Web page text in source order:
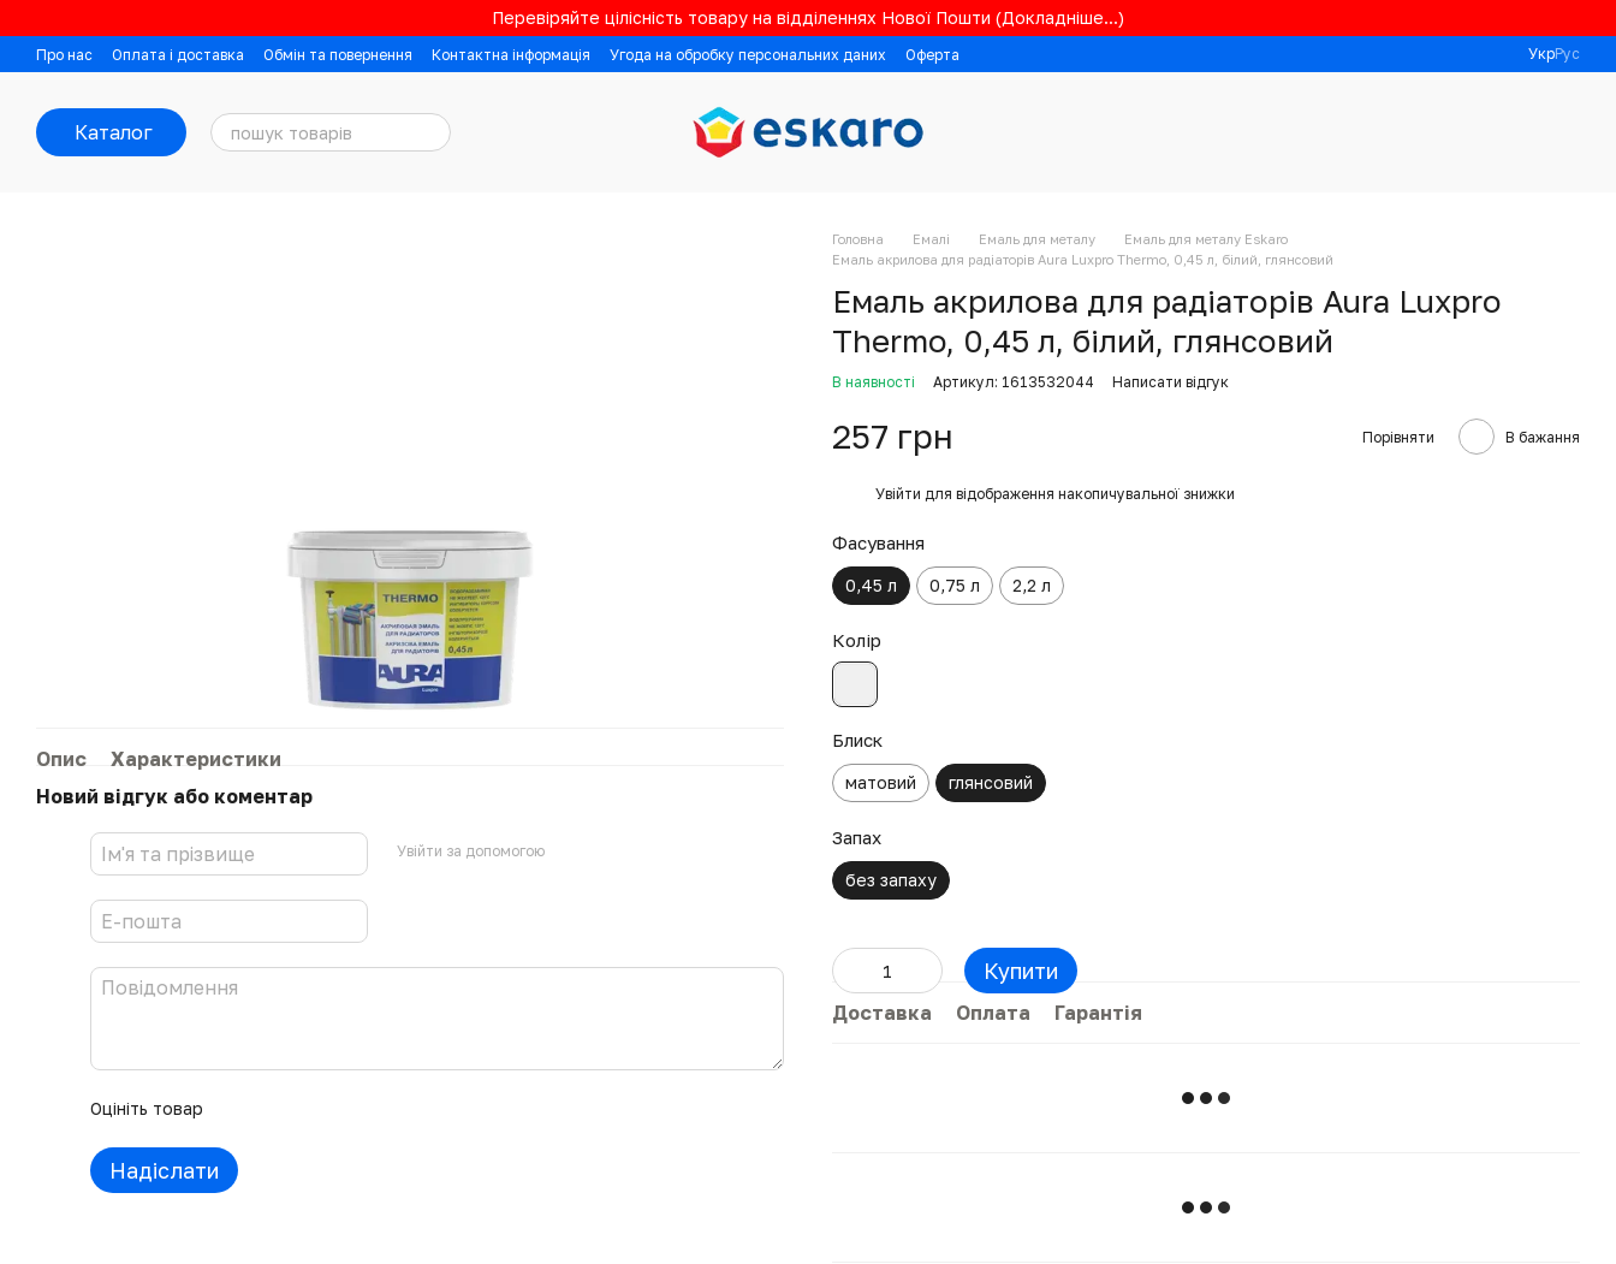
Перевіряйте цілісність товару на відділеннях Нової Пошти (Докладніше...)
Про нас Оплата і доставка Обмін та повернення Контактна інформація Угода на обробку персональних даних Оферта УкрРус
Каталог
Опис
Характеристики
Новий відгук або коментар
Увійти за допомогою
Оцініть товар
Надіслати
Головна Емалі Емаль для металу
Емаль для металу Eskaro
Емаль акрилова для радіаторів Aura Luxpro Thermo, 0,45 л, білий, глянсовий
Емаль акрилова для радіаторів Aura Luxpro
Thermo, 0,45 л, білий, глянсовий
В наявності Артикул: 1613532044 Написати відгук
257 грн Порівняти В бажання
Увійти для відображення накопичувальної знижки
Фасування
0,45 л 0,75 л 2,2 л
Колір
Блиск
матовий глянсовий
Запах
без запаху
Купити
Доставка Оплата Гарантія